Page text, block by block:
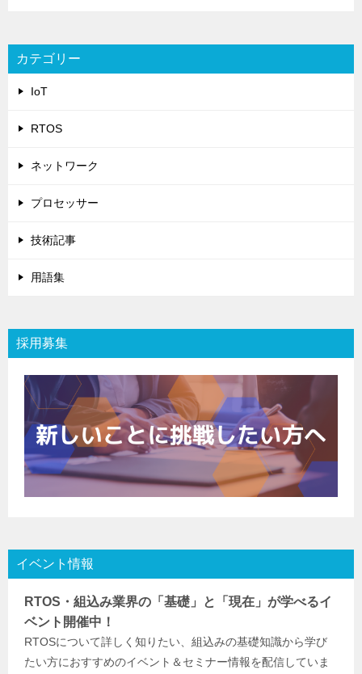
カテゴリー
IoT
RTOS
ネットワーク
プロセッサー
技術記事
用語集
採用募集
イベント情報
RTOS・組込み業界の「基礎」と「現在」が学べるイ
ベント開催中！
RTOSについて詳しく知りたい、組込みの基礎知識から学び
たい方におすすめのイベント＆セミナー情報を配信していま